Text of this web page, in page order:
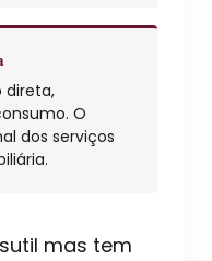
direta,
O
dos serviços
mas tem